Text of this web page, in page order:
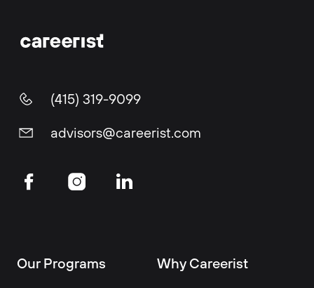
(415) 319-9099
advisors@careerist.com
Our Programs Why Careerist